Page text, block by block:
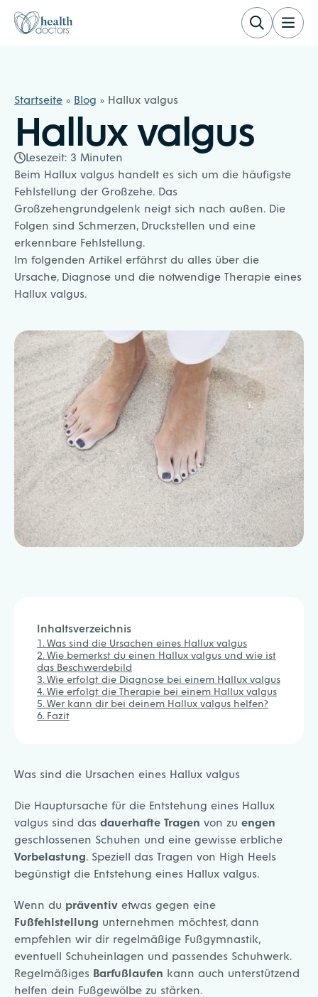
Healthdoctors
Startseite » Blog » Hallux valgus
Hallux valgus
Lesezeit: 3 Minuten
Beim Hallux valgus handelt es sich um die häufigste
Fehlstellung der Großzehe. Das
Großzehengrundgelenk neigt sich nach außen. Die
Folgen sind Schmerzen, Druckstellen und eine
erkennbare Fehlstellung.
Im folgenden Artikel erfährst du alles über die
Ursache, Diagnose und die notwendige Therapie eines
Hallux valgus.
Inhaltsverzeichnis
Was sind die Ursachen eines Hallux valgus
Wie bemerkst du einen Hallux valgus und wie ist
das Beschwerdebild
Wie erfolgt die Diagnose bei einem Hallux valgus
Wie erfolgt die Therapie bei einem Hallux valgus
Wer kann dir bei deinem Hallux valgus helfen?
Fazit
Was sind die Ursachen eines Hallux valgus
Die Hauptursache für die Entstehung eines Hallux
valgus sind das dauerhafte Tragen von zu engen
geschlossenen Schuhen und eine gewisse erbliche
Vorbelastung. Speziell das Tragen von High Heels
begünstigt die Entstehung eines Hallux valgus.
Wenn du präventiv etwas gegen eine
Fußfehlstellung unternehmen möchtest, dann
empfehlen wir dir regelmäßige Fußgymnastik,
eventuell Schuheinlagen und passendes Schuhwerk.
Regelmäßiges Barfußlaufen kann auch unterstützend
helfen dein Fußgewölbe zu stärken.